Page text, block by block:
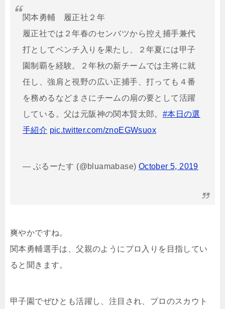
関本勇輔 履正社２年
履正社では２年春のセンバツから控え捕手兼代
打としてベンチ入りを果たし、２年夏には甲子
園制覇を経験。２年秋の新チームでは主将に就
任し、強肩と視野の広い正捕手、打っても４番
を務めるなどまさにチームの扇の要として活躍
している。父は元阪神の関本賢太郎。 #本日の選
手紹介 pic.twitter.com/znoEGWsuox
— ぶるーたす (@bluamabase) October 5, 2019
爽やかですね。
関本勇輔選手は、父親のようにプロ入りを目指してい
ると聞きます。
甲子園でぜひとも活躍し、注目され、プロのスカウト